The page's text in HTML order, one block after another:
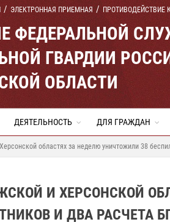
ЭЛЕКТРОННАЯ ПРИЕМНАЯ ПРОТИВОДЕЙСТВИЕ
ФЕДЕРАЛЬНОЙ
ГВАРДИИ
ОБЛАСТИ
ДЕЯТЕЛЬНОСТЬ ДЛЯ ГРАЖДАН
областях за неделю уничтожили 38
И ХЕРСОНСКОЙ
И ДВА РАСЧЕТА